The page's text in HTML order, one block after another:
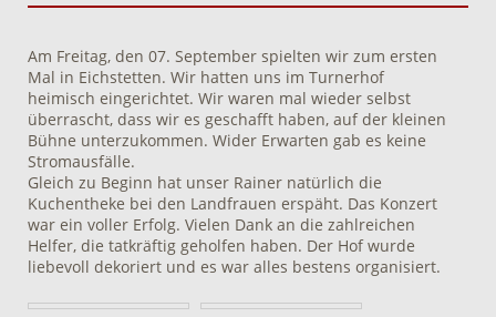
Am Freitag, den 07. September spielten wir zum ersten
Mal in Eichstetten. Wir hatten uns im Turnerhof
heimisch eingerichtet. Wir waren mal wieder selbst
überrascht, dass wir es geschafft haben, auf der kleinen
Bühne unterzukommen. Wider Erwarten gab es keine
Stromausfälle.
Gleich zu Beginn hat unser Rainer natürlich die
Kuchentheke bei den Landfrauen erspäht. Das Konzert
war ein voller Erfolg. Vielen Dank an die zahlreichen
Helfer, die tatkräftig geholfen haben. Der Hof wurde
liebevoll dekoriert und es war alles bestens organisiert.